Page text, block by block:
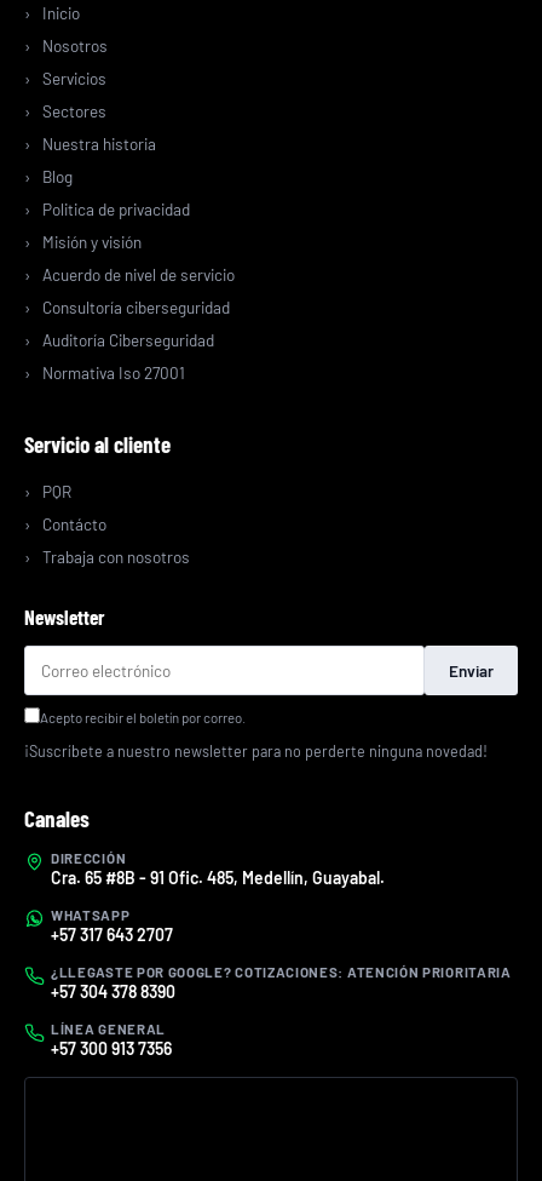
Inicio
Nosotros
Servicios
Sectores
Nuestra historia
Blog
Politica de privacidad
Misión y visión
Acuerdo de nivel de servicio
Consultoría ciberseguridad
Auditoría Ciberseguridad
Normativa Iso 27001
Servicio al cliente
PQR
Contácto
Trabaja con nosotros
Newsletter
Enviar
Acepto recibir el boletín por correo.
¡Suscríbete a nuestro newsletter para no perderte ninguna novedad!
Canales
DIRECCIÓN
Cra. 65 #8B - 91 Ofic. 485, Medellín, Guayabal.
WHATSAPP
+57 317 643 2707
¿LLEGASTE POR GOOGLE? COTIZACIONES: ATENCIÓN PRIORITARIA
+57 304 378 8390
LÍNEA GENERAL
+57 300 913 7356